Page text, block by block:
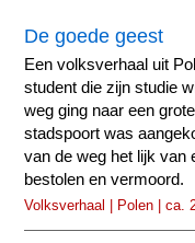
De goede geest
Een volksverhaal uit
student die zijn studie
weg ging naar een
stadspoort was
van de weg het lijk van
bestolen en vermoord.
Volksverhaal | Polen | ca.